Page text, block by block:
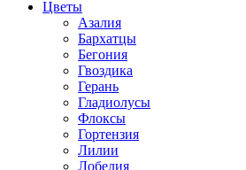
Цветы
Азалия
Бархатцы
Бегония
Гвоздика
Герань
Гладиолусы
Флоксы
Гортензия
Лилии
Лобелия